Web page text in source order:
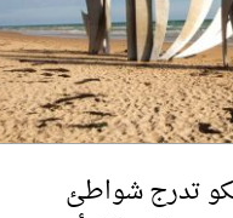
تدرج شواطئ